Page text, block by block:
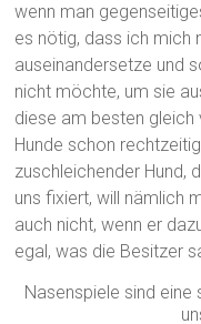
wenn man
es nötig, dass ich mich
auseinandersetze und
nicht möchte, um sie
diese am besten gleich
Hunde schon
zuschleichender Hund,
uns fixiert, will nämlich
auch nicht, wenn er
egal, was die Besitzer
Nasenspiele sind